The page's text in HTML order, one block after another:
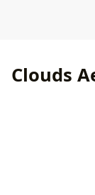
Clouds